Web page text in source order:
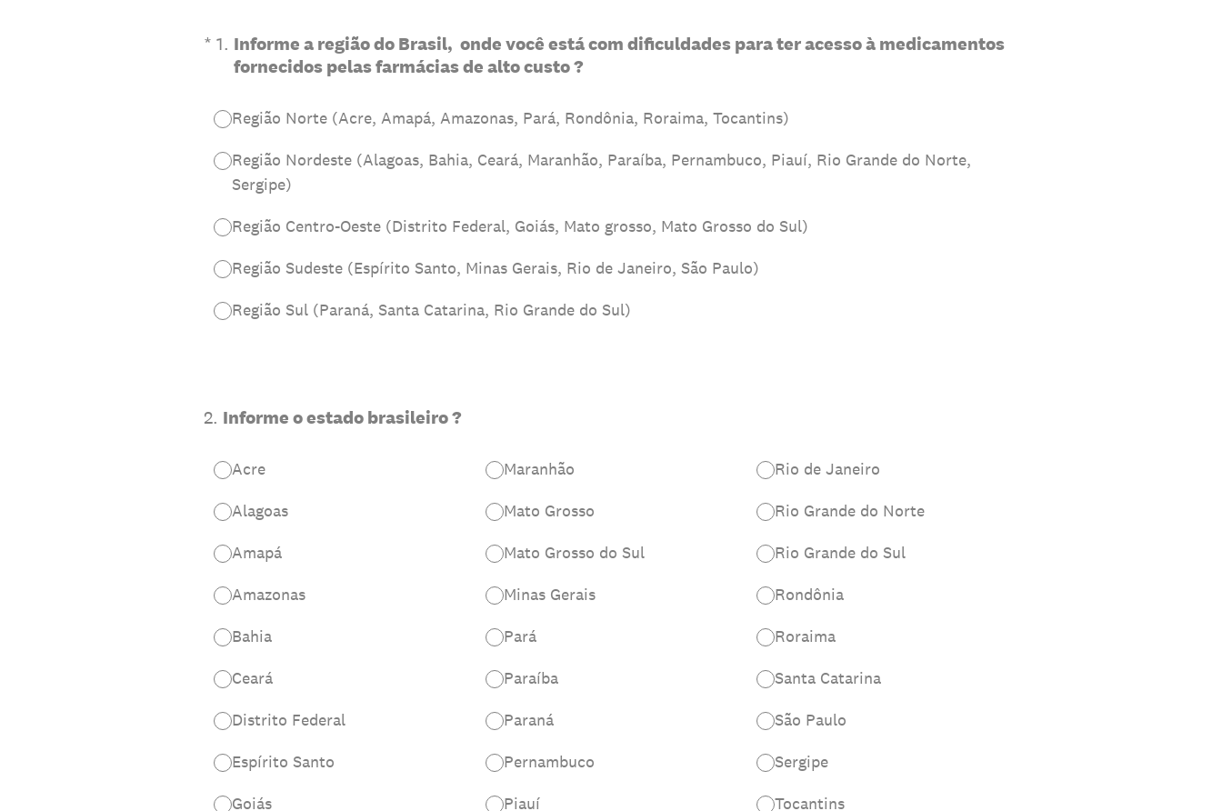
* 1. Informe a região do Brasil, onde você está com dificuldades para ter acesso à medicamentos
fornecidos pelas farmácias de alto custo ?
(Obrigatório)
Região Norte (Acre, Amapá, Amazonas, Pará, Rondônia, Roraima, Tocantins)
Região Nordeste (Alagoas, Bahia, Ceará, Maranhão, Paraíba, Pernambuco, Piauí, Rio Grande do Norte,
Sergipe)
Região Centro-Oeste (Distrito Federal, Goiás, Mato grosso, Mato Grosso do Sul)
Região Sudeste (Espírito Santo, Minas Gerais, Rio de Janeiro, São Paulo)
Região Sul (Paraná, Santa Catarina, Rio Grande do Sul)
2. Informe o estado brasileiro ?
Acre
Alagoas
Amapá
Amazonas
Bahia
Ceará
Distrito Federal
Espírito Santo
Goiás
Maranhão
Mato Grosso
Mato Grosso do Sul
Minas Gerais
Pará
Paraíba
Paraná
Pernambuco
Piauí
Rio de Janeiro
Rio Grande do Norte
Rio Grande do Sul
Rondônia
Roraima
Santa Catarina
São Paulo
Sergipe
Tocantins